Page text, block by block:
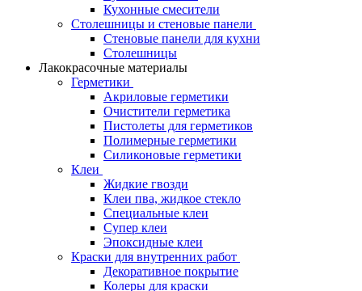
Кухонные смесители
Столешницы и стеновые панели
Стеновые панели для кухни
Столешницы
Лакокрасочные материалы
Герметики
Акриловые герметики
Очистители герметика
Пистолеты для герметиков
Полимерные герметики
Силиконовые герметики
Клеи
Жидкие гвозди
Клеи пва, жидкое стекло
Специальные клеи
Супер клеи
Эпоксидные клеи
Краски для внутренних работ
Декоративное покрытие
Колеры для краски